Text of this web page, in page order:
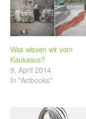
Was wissen wir vom
Kaukasus?
9. April 2014
In "Artbooks"